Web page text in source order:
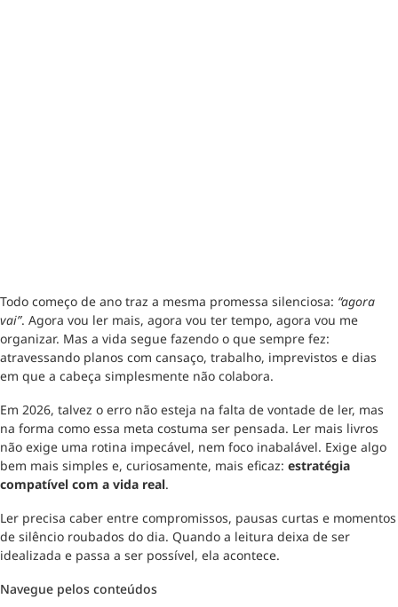
Todo começo de ano traz a mesma promessa silenciosa: “agora
vai”. Agora vou ler mais, agora vou ter tempo, agora vou me
organizar. Mas a vida segue fazendo o que sempre fez:
atravessando planos com cansaço, trabalho, imprevistos e dias
em que a cabeça simplesmente não colabora.
Em 2026, talvez o erro não esteja na falta de vontade de ler, mas
na forma como essa meta costuma ser pensada. Ler mais livros
não exige uma rotina impecável, nem foco inabalável. Exige algo
bem mais simples e, curiosamente, mais eficaz: estratégia
compatível com a vida real.
Ler precisa caber entre compromissos, pausas curtas e momentos
de silêncio roubados do dia. Quando a leitura deixa de ser
idealizada e passa a ser possível, ela acontece.
Navegue pelos conteúdos